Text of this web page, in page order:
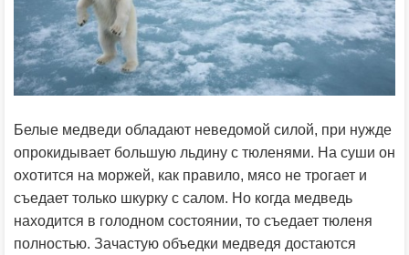
Белые медведи обладают неведомой силой, при нужде
опрокидывает большую льдину с тюленями. На суши он
охотится на моржей, как правило, мясо не трогает и
съедает только шкурку с салом. Но когда медведь
находится в голодном состоянии, то съедает тюленя
полностью. Зачастую объедки медведя достаются